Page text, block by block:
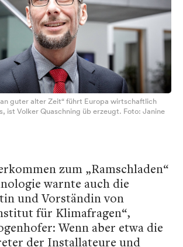
an guter alter Zeit“ führt Europa wirtschaftlich
ist Volker Quaschning üb erzeugt. Foto: Janine
zum „Ramschladen“
warnte auch die
und Vorständin von
für Klimafragen“,
Wenn aber etwa die
der Installateure und